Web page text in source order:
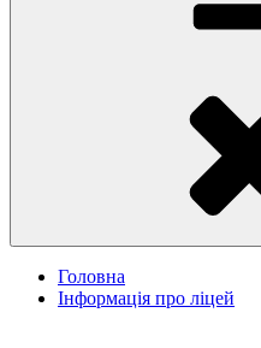
Головна
Інформація про ліцей